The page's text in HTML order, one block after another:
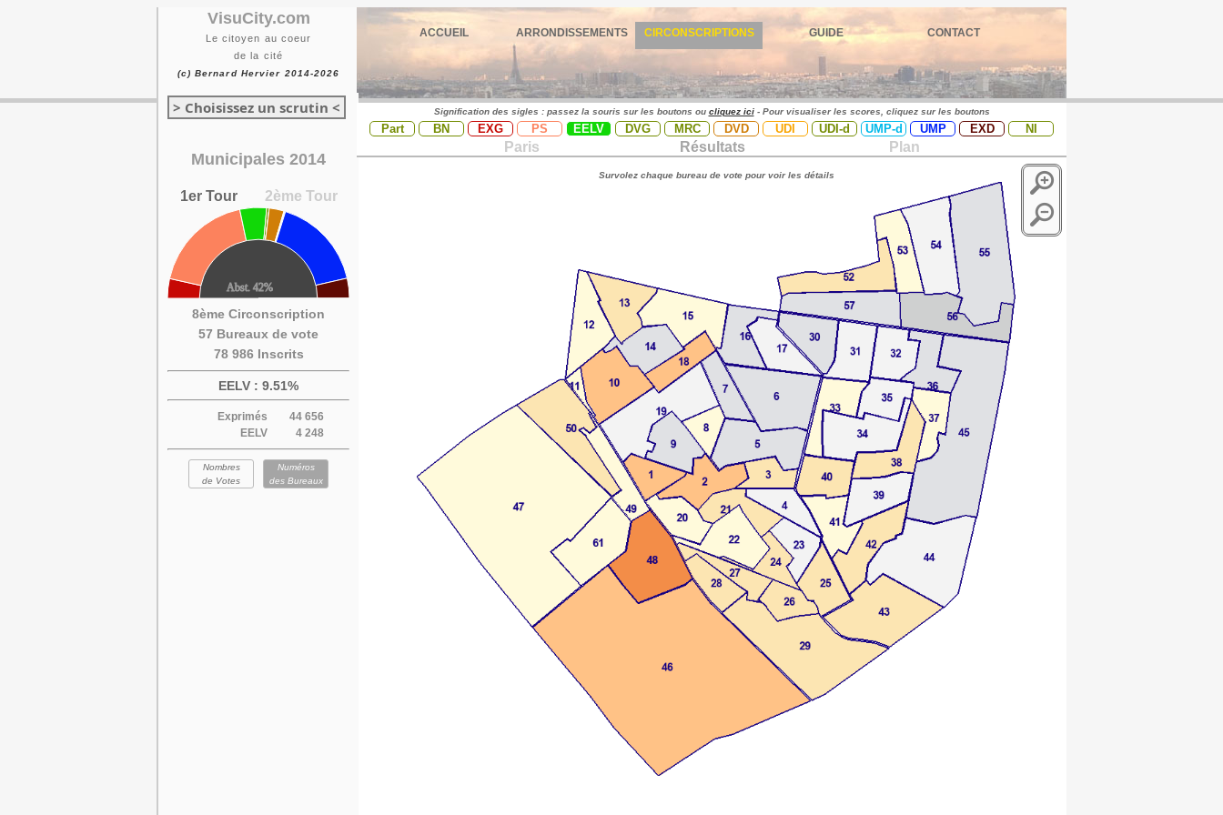
VisuCity.com
Le citoyen au coeur
de la cité
(c) Bernard Hervier 2014-2026
ACCUEIL ARRONDISSEMENTS CIRCONSCRIPTIONS GUIDE CONTACT
> Choisissez un scrutin <
Municipales 2014
1er Tour 2ème Tour
8ème Circonscription
57 Bureaux de vote
78 986 Inscrits
EELV : 9.51%
Exprimés
44 656
EELV
4 248
Nombres
de Votes
Numéros
des Bureaux
Signification des sigles : passez la souris sur les boutons ou cliquez ici- Pour visualiser les scores, cliquez sur les boutons
Part BN EXG PS EELV DVG MRC DVD UDI UDI-d UMP-d UMP EXD NI
Paris Résultats Plan
Survolez chaque bureau de vote pour voir les détails